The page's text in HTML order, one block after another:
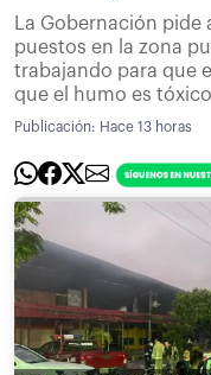
La Gobernación
puestos en la zona
trabajando para que
que el humo es
Publicación: Hace 13 horas